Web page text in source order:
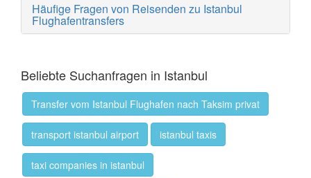
Häufige Fragen von Reisenden zu Istanbul
Flughafentransfers
Beliebte Suchanfragen in Istanbul
Transfer vom Istanbul Flughafen nach Taksim privat
transport istanbul airport istanbul taxis
taxi companies in istanbul